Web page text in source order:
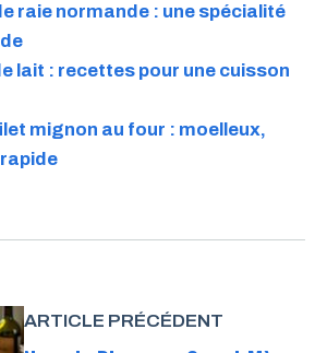
raie normande : une spécialité
lait : recettes pour une cuisson
mignon au four : moelleux,
ARTICLE PRÉCÉDENT